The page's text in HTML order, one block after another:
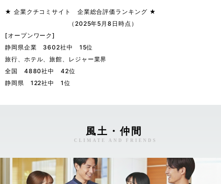
★ 企業クチコミサイト　企業総合評価ランキング ★
（2025年5月8日時点）
[オープンワーク]
静岡県企業　3602社中　15位
旅行、ホテル、旅館、レジャー業界
全国　4880社中　42位
静岡県　122社中　1位
風土・仲間
CLIMATE AND FRIENDS